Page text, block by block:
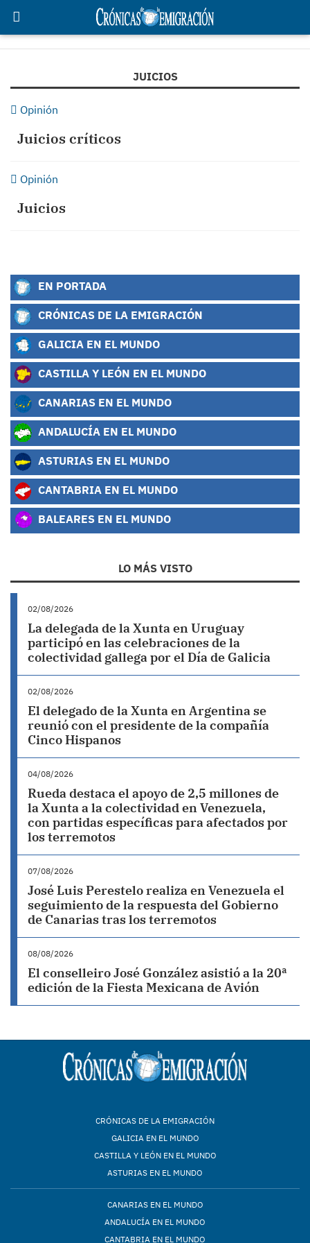
JUICIOS
Opinión
Juicios críticos
Opinión
Juicios
EN PORTADA
CRÓNICAS DE LA EMIGRACIÓN
GALICIA EN EL MUNDO
CASTILLA Y LEÓN EN EL MUNDO
CANARIAS EN EL MUNDO
ANDALUCÍA EN EL MUNDO
ASTURIAS EN EL MUNDO
CANTABRIA EN EL MUNDO
BALEARES EN EL MUNDO
LO MÁS VISTO
02/08/2026
La delegada de la Xunta en Uruguay
participó en las celebraciones de la
colectividad gallega por el Día de Galicia
02/08/2026
El delegado de la Xunta en Argentina se
reunió con el presidente de la compañía
Cinco Hispanos
04/08/2026
Rueda destaca el apoyo de 2,5 millones de
la Xunta a la colectividad en Venezuela,
con partidas específicas para afectados por
los terremotos
07/08/2026
José Luis Perestelo realiza en Venezuela el
seguimiento de la respuesta del Gobierno
de Canarias tras los terremotos
08/08/2026
El conselleiro José González asistió a la 20ª
edición de la Fiesta Mexicana de Avión
CRÓNICAS DE LA EMIGRACIÓN
GALICIA EN EL MUNDO
CASTILLA Y LEÓN EN EL MUNDO
ASTURIAS EN EL MUNDO
CANARIAS EN EL MUNDO
ANDALUCÍA EN EL MUNDO
CANTABRIA EN EL MUNDO